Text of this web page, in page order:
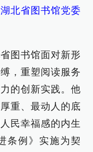
北省图书馆党委
图书馆面对新形
，重塑阅读服务
的创新实践。他
重、最动人的底
民幸福感的内生
条例》实施为契